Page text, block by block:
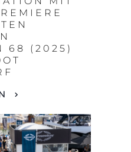
68 (2025)